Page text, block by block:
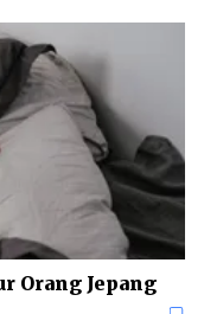
Orang Jepang